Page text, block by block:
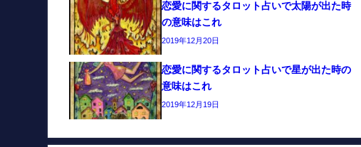
恋愛に関するタロット占いで太陽が出た時
の意味はこれ
2019年12月20日
恋愛に関するタロット占いで星が出た時の
意味はこれ
2019年12月19日